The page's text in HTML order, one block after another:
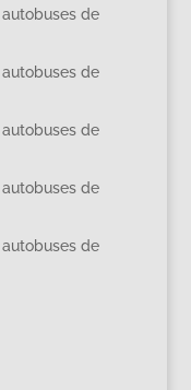
de
de
de
de
de